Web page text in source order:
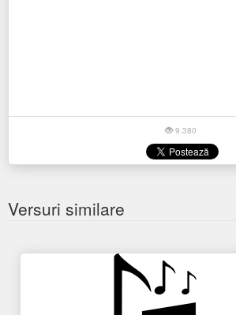
9.380
Versuri similare